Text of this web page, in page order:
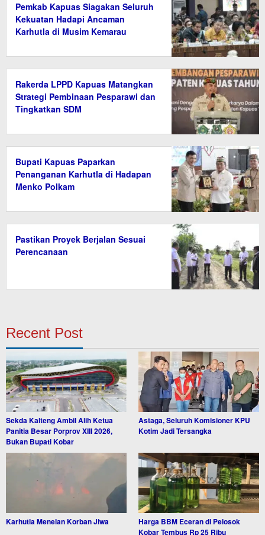
Pemkab Kapuas Siagakan Seluruh
Kekuatan Hadapi Ancaman
Karhutla di Musim Kemarau
Rakerda LPPD Kapuas Matangkan
Strategi Pembinaan Pesparawi dan
Tingkatkan SDM
Bupati Kapuas Paparkan
Penanganan Karhutla di Hadapan
Menko Polkam
Pastikan Proyek Berjalan Sesuai
Perencanaan
Recent Post
Sekda Kalteng Ambil Alih Ketua
Panitia Besar Porprov XIII 2026,
Bukan Bupati Kobar
Astaga, Seluruh Komisioner KPU
Kotim Jadi Tersangka
Karhutla Menelan Korban Jiwa
Harga BBM Eceran di Pelosok
Kobar Tembus Rp 25 Ribu